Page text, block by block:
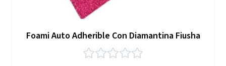
Foami Auto Adherible Con Diamantina Fiusha